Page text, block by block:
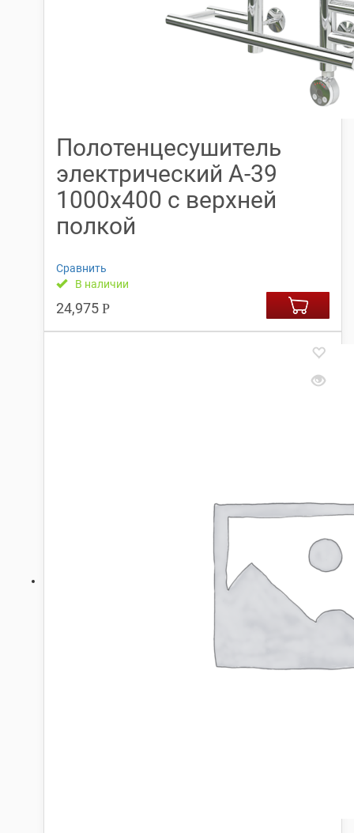
Полотенцесушитель
электрический А-39
1000х400 с верхней
полкой
Сравнить
В наличии
24,975 Р